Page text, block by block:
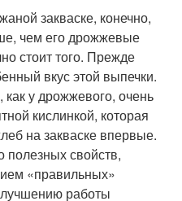
закваске, конечно,
чем его дрожжевые
стоит того. Прежде
вкус этой выпечки.
у дрожжевого, очень
кислинкой, которая
на закваске впервые.
полезных свойств,
«правильных»
работы